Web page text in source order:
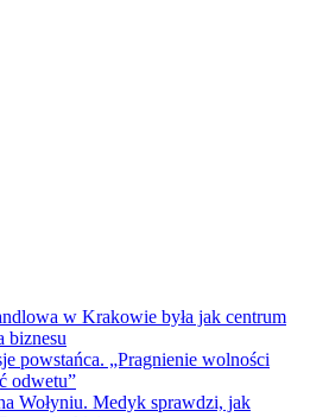
w Krakowie była jak centrum
biznesu
powstańca. „Pragnienie wolności
odwetu”
Wołyniu. Medyk sprawdzi, jak